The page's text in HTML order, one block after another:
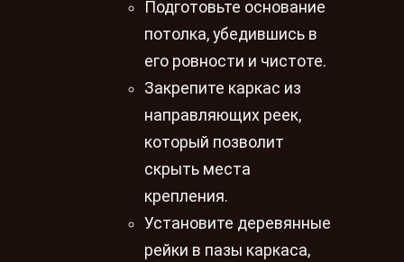
Подготовьте основание
потолка, убедившись в
его ровности и чистоте.
Закрепите каркас из
направляющих реек,
который позволит
скрыть места
крепления.
Установите деревянные
рейки в пазы каркаса,